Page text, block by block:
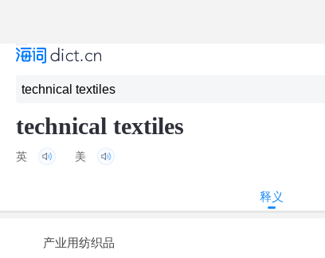
technical textiles
英 美
释义
产业用纺织品